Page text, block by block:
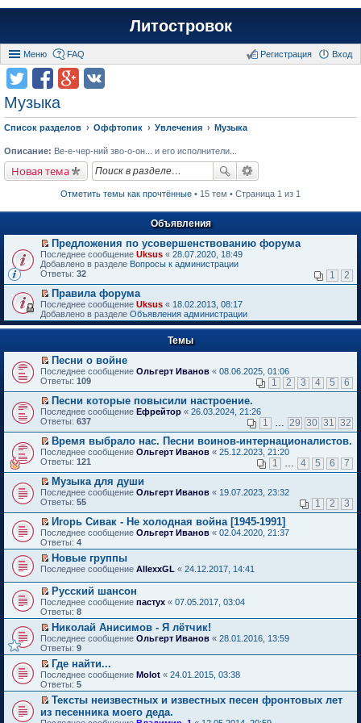
Литостровок
Меню FAQ Вход
Регистрация
Музыка
Список разделов Оффтопик Увлечения Музыка
Описание: Ве-е-чер-ний зво-о-он... и его исполнители...
Новая тема
Отметить темы как прочтённые • 15 тем • Страница 1 из 1
Объявления
П
е
р
й
т
и
к
п
в
о
м
у
н
е
п
р
о
ч
и
т
а
н
н
о
м
у
с
о
о
б
щ
е
н
и
ю
Предложения по усовершенствованию форума
Последнее сообщение Uksus « 28.07.2020, 18:49
Добавлено в разделе Вопросы к администрации
Ответы: 32 1 2
П
е
р
е
т
и
к
п
р
в
о
м
у
н
е
п
р
о
ч
и
т
а
н
н
о
м
у
с
о
о
б
щ
е
н
и
ю
Правила форума
Последнее сообщение Uksus « 18.02.2013, 08:17
Добавлено в разделе Объявления администрации
Темы
П
е
е
й
т
и
к
п
е
р
в
о
м
у
н
е
п
р
о
ч
и
т
а
н
н
о
м
у
с
о
о
б
щ
е
и
Песни о войне
Последнее сообщение Ольгерт Иванов « 08.06.2025, 01:06
Ответы: 109 1 2 3 4 5 6
П
е
е
й
т
и
к
п
е
р
в
о
м
у
н
е
п
р
о
ч
и
т
а
н
н
о
м
у
с
о
о
б
Песни которые повысили настроение.
Последнее сообщение Ефрейтор « 26.03.2024, 21:26
Ответы: 637 1 29 30 31 32
П
е
е
й
т
и
к
п
е
р
в
о
м
у
н
е
п
р
о
ч
и
т
а
н
н
м
у
Время выбрало нас. Песни воинов-интернационалистов.
Последнее сообщение Ольгерт Иванов « 25.12.2023, 21:20
Ответы: 121 1 4 5 6 7
П
е
е
й
т
и
п
р
в
о
м
у
н
е
п
р
о
ч
и
а
Музыка для души
Последнее сообщение Ольгерт Иванов « 19.07.2023, 23:32
Ответы: 55 1 2 3
П
е
р
е
й
и
к
п
е
р
в
о
м
у
н
е
п
о
Игорь Сивак - Не холодная война [1945-1991]
Последнее сообщение Ольгерт Иванов « 02.04.2020, 21:37
Ответы: 4
П
р
е
й
т
и
к
п
е
р
в
о
м
н
е
Новые группы
Последнее сообщение AllexxGL « 24.12.2017, 14:41
П
е
р
е
й
т
и
к
п
е
р
о
Русский шансон
Последнее сообщение пастух « 07.05.2017, 03:04
Ответы: 8
П
е
р
й
т
и
п
Николай Анисимов - Я лётчик!
Последнее сообщение Ольгерт Иванов « 28.01.2016, 13:59
Ответы: 9
П
е
р
й
т
Где найти...
Последнее сообщение Molot « 24.01.2015, 03:38
Ответы: 5
П
е
Тексты неизвестных и известных песен фронтовых лет
из песенника моего деда.